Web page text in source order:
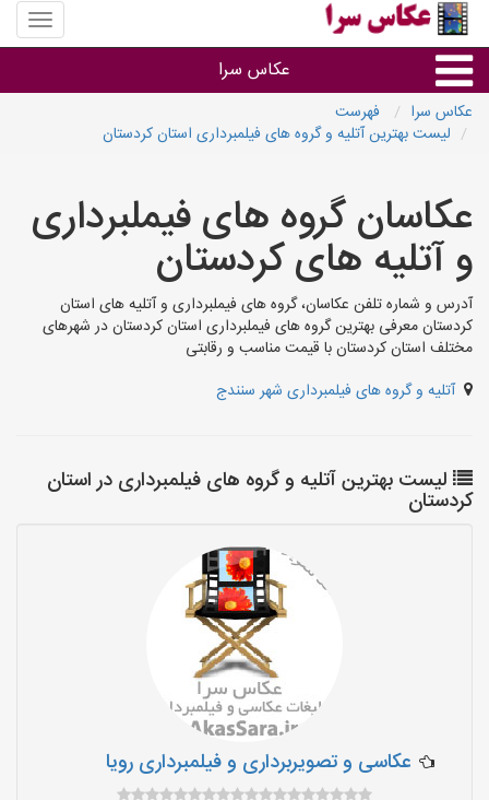
منوی
سایت
سرا
عکاس سرا
نوع خدمات
آتلیه و فیلمبرداری در هر شهر
عکاس سرا
فهرست
لیست بهترین آتلیه و گروه های فیلمبرداری استان کردستان
عکاسان گروه های فیملبرداری
و آتلیه های کردستان
آدرس و شماره تلفن عکاسان، گروه های فیملبرداری و آتلیه های استان
کردستان معرفی بهترین گروه های فیملبرداری استان کردستان در شهرهای
مختلف استان کردستان با قیمت مناسب و رقابتی
آتلیه و گروه های فیلمبرداری شهر سنندج
لیست بهترین آتلیه و گروه های فیلمبرداری در استان
کردستان
عکاسی و تصویربرداری و فیلمبرداری رویا